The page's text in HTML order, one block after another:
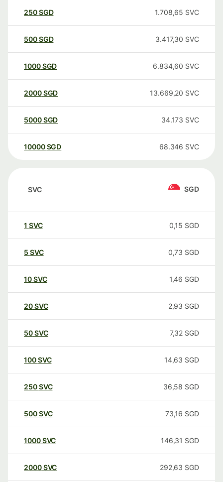
250SGD 1.708,65 SVC
500SGD 3.417,30 SVC
1000SGD 6.834,60 SVC
2000SGD 13.669,20 SVC
5000SGD 34.173 SVC
10000 SGD 68.346 SVC
SVC SGD
1 SVC 0,15 SGD
5 SVC 0,73 SGD
10SVC 1,46 SGD
20SVC 2,93 SGD
50SVC 7,32 SGD
100SVC 14,63 SGD
250SVC 36,58 SGD
500SVC 73,16 SGD
1000SVC 146,31 SGD
2000SVC 292,63 SGD